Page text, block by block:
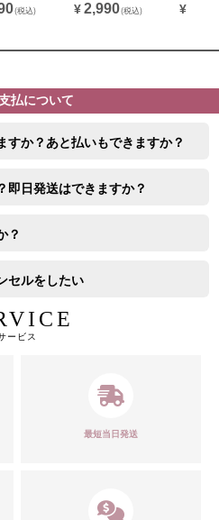
(税込) ¥2,990(税込) ¥
払について
すか？あと払いもできますか？
即日発送はできますか？
？
セルをしたい
ービス
最短当日発送